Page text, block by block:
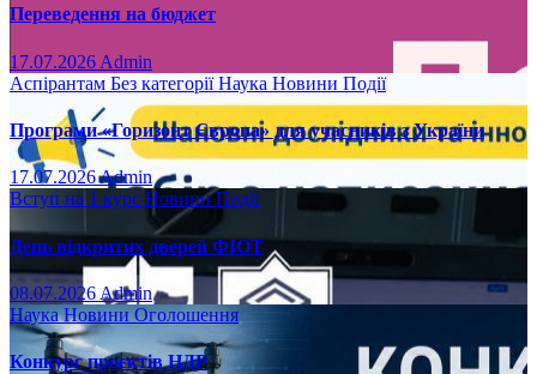
Переведення на бюджет
17.07.2026 Admin
Аспірантам Без категоріїНаука Новини Події
Програми «Горизонт Європа» для учасників з України
17.07.2026Admin
Вступ на 1 курс НовиниПодії
День відкритих дверей ФІОТ
08.07.2026 Admin
НаукаНовини Оголошення
Конкурс проєктів НДР